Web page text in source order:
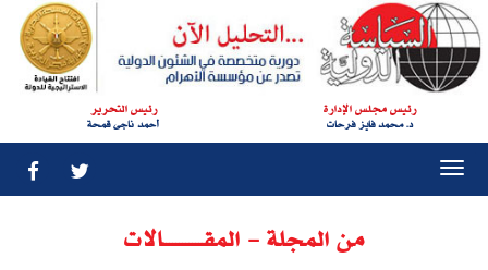
رئيس مجلس الإدارة
د. محمد فايز فرحات
رئيس التحرير
أحمد ناجى قمحة
من المجلة - المقــــــــــــالات